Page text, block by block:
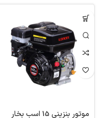
موتور بنزینی 15 اسب بخار